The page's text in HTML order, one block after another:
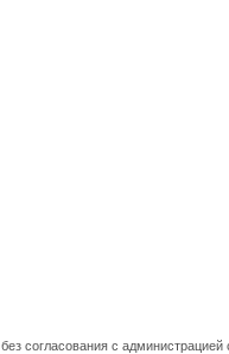
без согласования с администрацией